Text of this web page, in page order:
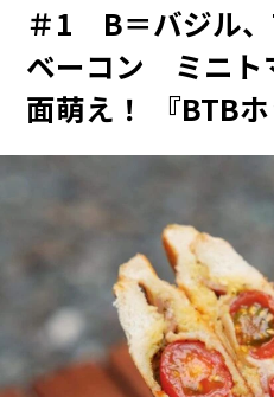
＃1 B＝バジル、
ベーコン ミニト
面萌え！ 『BTBホ